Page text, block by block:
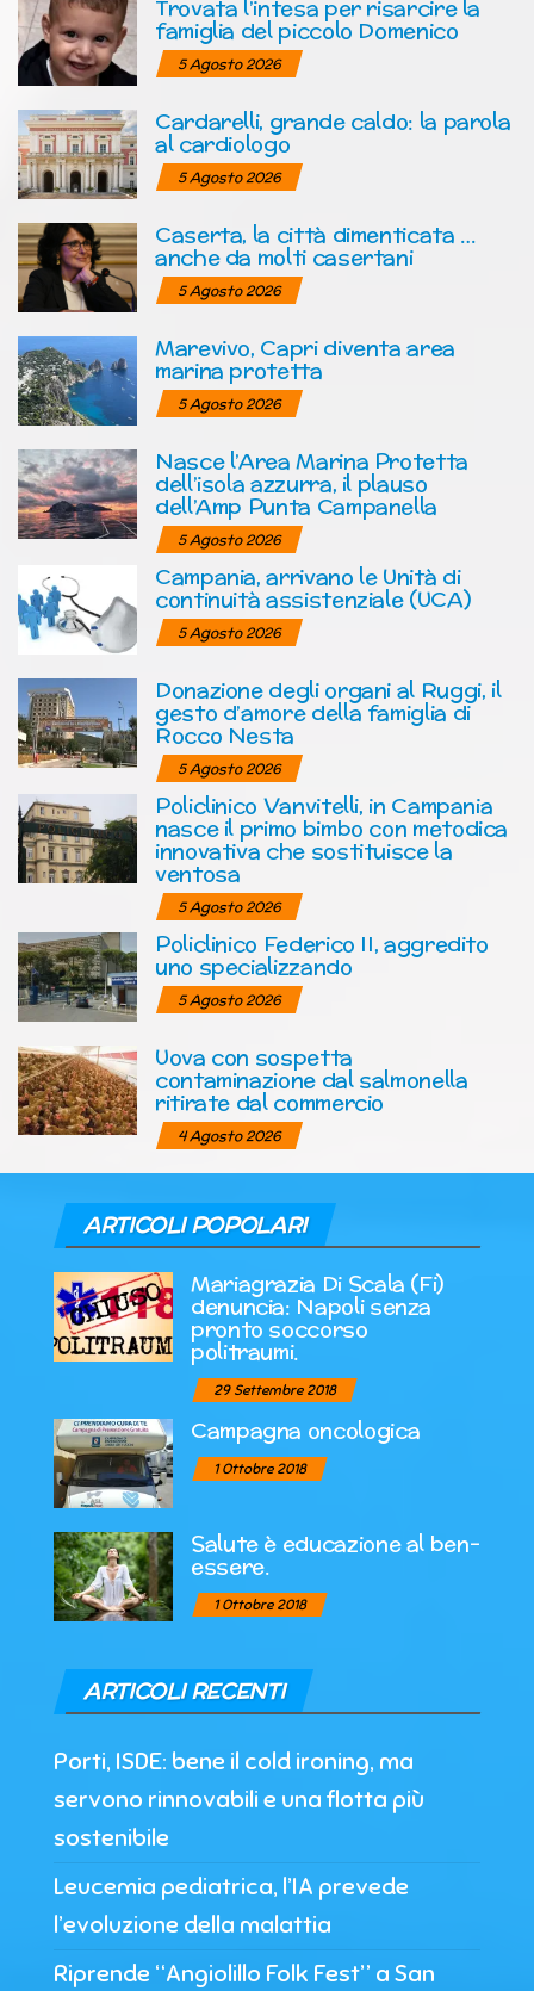
Trovata l’intesa per risarcire la
famiglia del piccolo Domenico
5 Agosto 2026
Cardarelli, grande caldo: la parola
al cardiologo
5 Agosto 2026
Caserta, la città dimenticata …
anche da molti casertani
5 Agosto 2026
Marevivo, Capri diventa area
marina protetta
5 Agosto 2026
Nasce l’Area Marina Protetta
dell’isola azzurra, il plauso
dell’Amp Punta Campanella
5 Agosto 2026
Campania, arrivano le Unità di
continuità assistenziale (UCA)
5 Agosto 2026
Donazione degli organi al Ruggi, il
gesto d’amore della famiglia di
Rocco Nesta
5 Agosto 2026
Policlinico Vanvitelli, in Campania
nasce il primo bimbo con metodica
innovativa che sostituisce la
ventosa
5 Agosto 2026
Policlinico Federico II, aggredito
uno specializzando
5 Agosto 2026
Uova con sospetta
contaminazione dal salmonella
ritirate dal commercio
4 Agosto 2026
ARTICOLI POPOLARI
Mariagrazia Di Scala (Fi)
denuncia: Napoli senza
pronto soccorso
politraumi.
29 Settembre 2018
Campagna oncologica
1 Ottobre 2018
Salute è educazione al ben-
essere.
1 Ottobre 2018
ARTICOLI RECENTI
Porti, ISDE: bene il cold ironing, ma
servono rinnovabili e una flotta più
sostenibile
Leucemia pediatrica, l’IA prevede
l’evoluzione della malattia
Riprende “Angiolillo Folk Fest” a San